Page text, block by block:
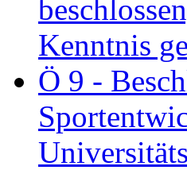
Kenntnis
Ö 9 -